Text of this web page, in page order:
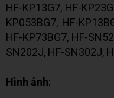
HF-KP13G7, HF-
KP053BG7, HF-
HF-KP73BG7, HF-
SN202J, HF-SN302J,
Hình ảnh: